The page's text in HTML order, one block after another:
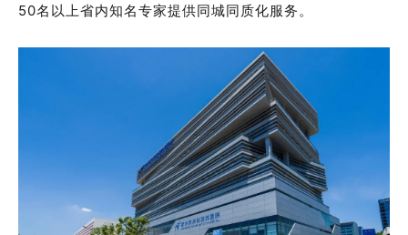
50名以上省内知名专家提供同城同质化服务。